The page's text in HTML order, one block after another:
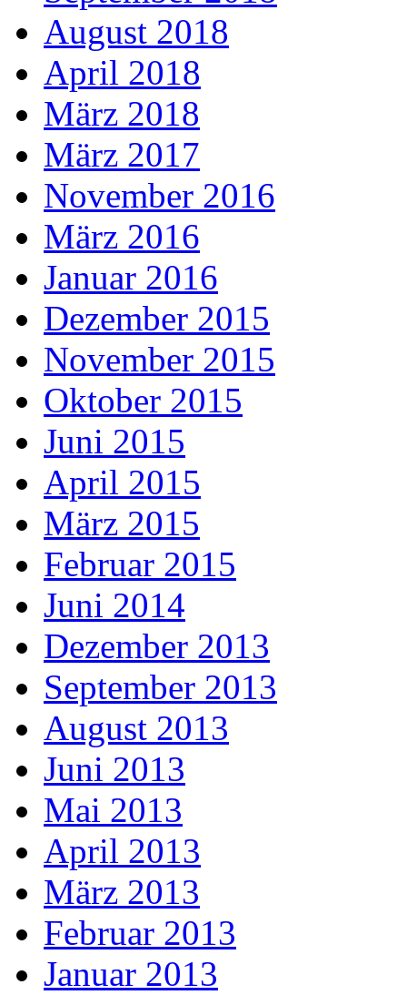
August 2018
April 2018
März 2018
März 2017
November 2016
März 2016
Januar 2016
Dezember 2015
November 2015
Oktober 2015
Juni 2015
April 2015
März 2015
Februar 2015
Juni 2014
Dezember 2013
September 2013
August 2013
Juni 2013
Mai 2013
April 2013
März 2013
Februar 2013
Januar 2013